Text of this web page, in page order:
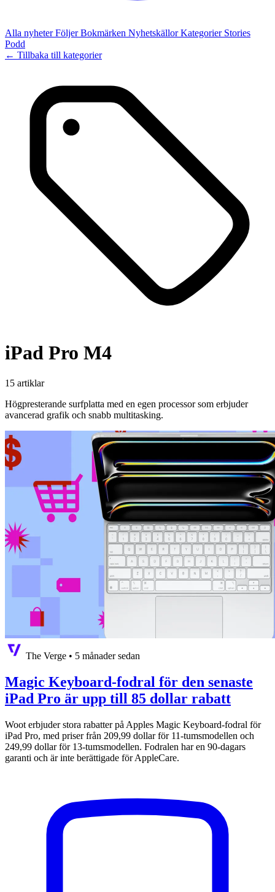
Alla nyheterFöljerBokmärken NyhetskällorKategorier Stories
Podd
← Tillbaka till kategorier
iPad Pro M4
15 artiklar
Högpresterande surfplatta med en egen processor som erbjuder
avancerad grafik och snabb multitasking.
The Verge • 5 månader sedan
Magic Keyboard-fodral för den senaste
iPad Pro är upp till 85 dollar rabatt
Woot erbjuder stora rabatter på Apples Magic Keyboard-fodral för
iPad Pro, med priser från 209,99 dollar för 11-tumsmodellen och
249,99 dollar för 13-tumsmodellen. Fodralen har en 90-dagars
garanti och är inte berättigade för AppleCare.